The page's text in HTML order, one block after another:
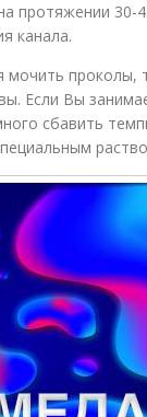
протяжении 30-
канала.
мочить проколы,
Если Вы
сбавить